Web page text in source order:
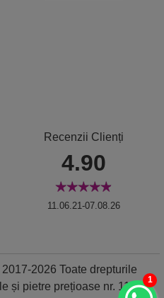
Recenzii Clienți
4.90
11.06.21-07.08.26
2026 Toate drepturile
și pietre prețioase nr. 11837
1